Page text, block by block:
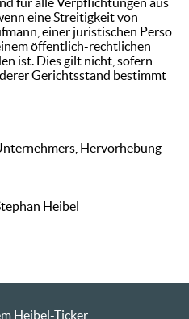
eine Streitigkeit von
einer juristischen Person
öffentlich-rechtlichen
ist. Dies gilt nicht, sofern
Gerichtsstand bestimmt
Hervorhebung
Heibel
Heibel-Ticker